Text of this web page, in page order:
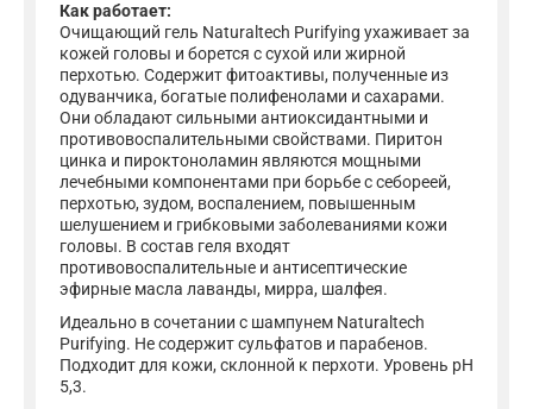
Как работает:
Очищающий гель Naturaltech Purifying ухаживает за
кожей головы и борется с сухой или жирной
перхотью. Содержит фитоактивы, полученные из
одуванчика, богатые полифенолами и сахарами.
Они обладают сильными антиоксидантными и
противовоспалительными свойствами. Пиритон
цинка и пироктоноламин являются мощными
лечебными компонентами при борьбе с себореей,
перхотью, зудом, воспалением, повышенным
шелушением и грибковыми заболеваниями кожи
головы. В состав геля входят
противовоспалительные и антисептические
эфирные масла лаванды, мирра, шалфея.
Идеально в сочетании с шампунем Naturaltech
Purifying. Не содержит сульфатов и парабенов.
Подходит для кожи, склонной к перхоти. Уровень рН
5,3.